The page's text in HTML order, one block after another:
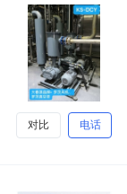
对比 电话